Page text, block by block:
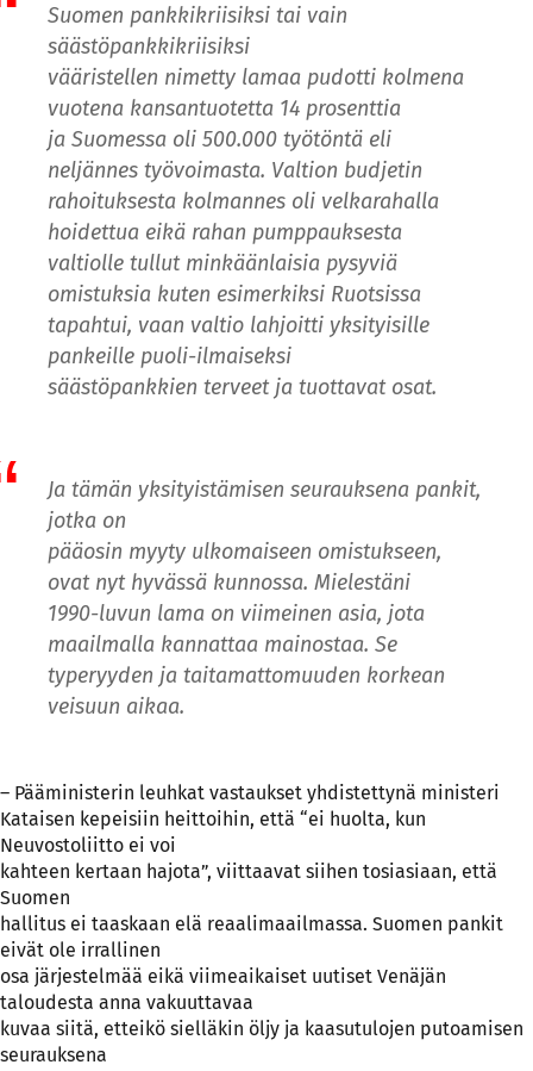
Suomen pankkikriisiksi tai vain
säästöpankkikriisiksi
vääristellen nimetty lamaa pudotti kolmena
vuotena kansantuotetta 14 prosenttia
ja Suomessa oli 500.000 työtöntä eli
neljännes työvoimasta. Valtion budjetin
rahoituksesta kolmannes oli velkarahalla
hoidettua eikä rahan pumppauksesta
valtiolle tullut minkäänlaisia pysyviä
omistuksia kuten esimerkiksi Ruotsissa
tapahtui, vaan valtio lahjoitti yksityisille
pankeille puoli-ilmaiseksi
säästöpankkien terveet ja tuottavat osat.
Ja tämän yksityistämisen seurauksena pankit,
jotka on
pääosin myyty ulkomaiseen omistukseen,
ovat nyt hyvässä kunnossa. Mielestäni
1990-luvun lama on viimeinen asia, jota
maailmalla kannattaa mainostaa. Se
typeryyden ja taitamattomuuden korkean
veisuun aikaa.
– Pääministerin leuhkat vastaukset yhdistettynä ministeri
Kataisen kepeisiin heittoihin, että “ei huolta, kun
Neuvostoliitto ei voi
kahteen kertaan hajota”, viittaavat siihen tosiasiaan, että
Suomen
hallitus ei taaskaan elä reaalimaailmassa. Suomen pankit
eivät ole irrallinen
osa järjestelmää eikä viimeaikaiset uutiset Venäjän
taloudesta anna vakuuttavaa
kuvaa siitä, etteikö sielläkin öljy ja kaasutulojen putoamisen
seurauksena